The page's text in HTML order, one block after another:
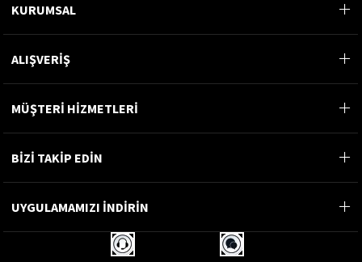
KURUMSAL
ALIŞVERİŞ
MÜŞTERİ HİZMETLERİ
BİZİ TAKİP EDİN
UYGULAMAMIZI İNDİRİN